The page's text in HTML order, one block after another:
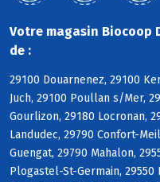
Votre magasin Biocoop
de :
29100 Douarnenez, 29100
Juch, 29100 Poullan s/Mer,
Gourlizon, 29180 Locronan,
Landudec, 29790 Confort-
Guengat, 29790 Mahalon,
Plogastel-St-Germain,